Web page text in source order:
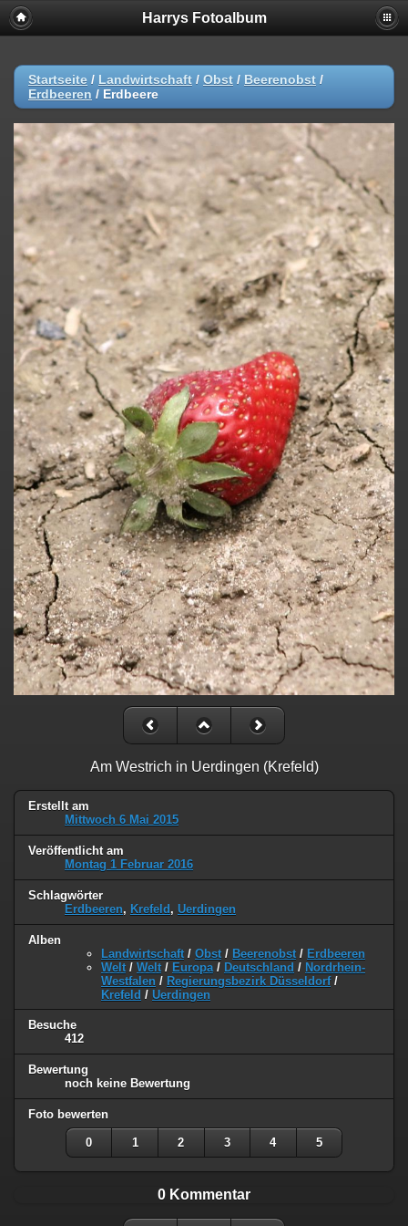
Harrys Fotoalbum
Startseite / Landwirtschaft / Obst / Beerenobst /
Erdbeeren / Erdbeere
Am Westrich in Uerdingen (Krefeld)
Erstellt am
Mittwoch 6 Mai 2015
Veröffentlicht am
Montag 1 Februar 2016
Schlagwörter
Erdbeeren, Krefeld, Uerdingen
Alben
Landwirtschaft / Obst / Beerenobst / Erdbeeren
Welt / Welt / Europa / Deutschland / Nordrhein-
Westfalen / Regierungsbezirk Düsseldorf/
Krefeld / Uerdingen
Besuche
412
Bewertung
noch keine Bewertung
Foto bewerten
0 1 2 3 4 5
0 Kommentar